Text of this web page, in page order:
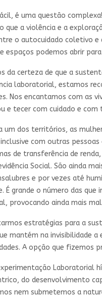
é uma questão
que a violência e a
o autocuidado coletivo
espaços podemos abrir
da certeza de que a
laboratorial, estamos
Nos encantamos com as
e tecer com cuidado e
um dos territórios, as
com outras
de transferência de
Social. São ainda
e por vezes até
É grande o número das
provocando ainda mais
estratégias para a
mantém na invisibilidade
A opção que fizemos
Laboratorial
do desenvolvimento
nem submetemos a